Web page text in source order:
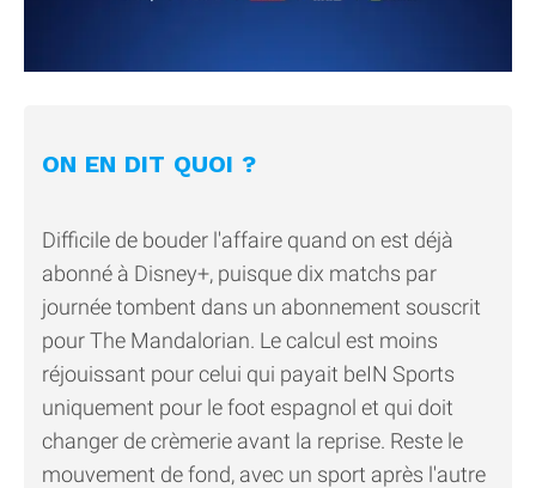
ON EN DIT QUOI ?
Difficile de bouder l'affaire quand on est déjà
abonné à Disney+, puisque dix matchs par
journée tombent dans un abonnement souscrit
pour The Mandalorian. Le calcul est moins
réjouissant pour celui qui payait beIN Sports
uniquement pour le foot espagnol et qui doit
changer de crèmerie avant la reprise. Reste le
mouvement de fond, avec un sport après l'autre